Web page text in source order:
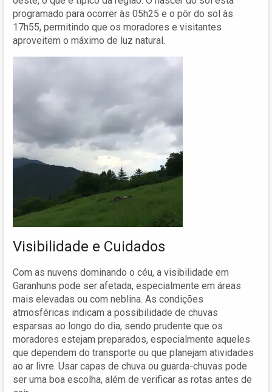
programado para ocorrer às 05h25 e o pôr do sol às
17h55, permitindo que os moradores e visitantes
aproveitem o máximo de luz natural.
Visibilidade e Cuidados
Com as nuvens dominando o céu, a visibilidade em
Garanhuns pode ser afetada, especialmente em áreas
mais elevadas ou com neblina. As condições
atmosféricas indicam a possibilidade de chuvas
esparsas ao longo do dia, sendo prudente que os
moradores estejam preparados, especialmente aqueles
que dependem do transporte ou que planejam atividades
ao ar livre. Usar capas de chuva ou guarda-chuvas pode
ser uma boa escolha, além de verificar as rotas antes de